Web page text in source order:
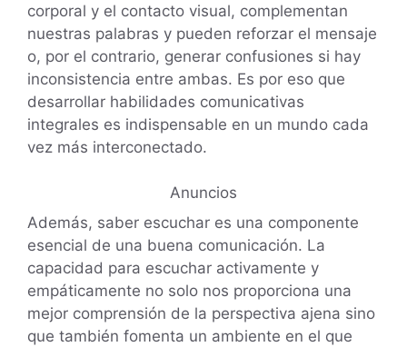
corporal y el contacto visual, complementan
nuestras palabras y pueden reforzar el mensaje
o, por el contrario, generar confusiones si hay
inconsistencia entre ambas. Es por eso que
desarrollar habilidades comunicativas
integrales es indispensable en un mundo cada
vez más interconectado.
Anuncios
Además, saber escuchar es una componente
esencial de una buena comunicación. La
capacidad para escuchar activamente y
empáticamente no solo nos proporciona una
mejor comprensión de la perspectiva ajena sino
que también fomenta un ambiente en el que